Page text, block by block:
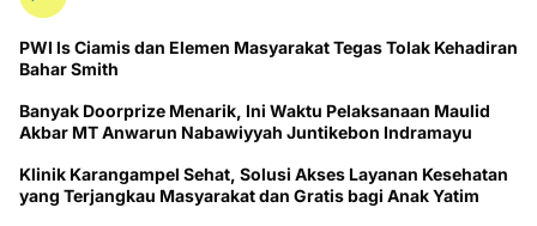
PWI ls Ciamis dan Elemen Masyarakat Tegas Tolak Kehadiran
Bahar Smith
Banyak Doorprize Menarik, Ini Waktu Pelaksanaan Maulid
Akbar MT Anwarun Nabawiyyah Juntikebon Indramayu
Klinik Karangampel Sehat, Solusi Akses Layanan Kesehatan
yang Terjangkau Masyarakat dan Gratis bagi Anak Yatim